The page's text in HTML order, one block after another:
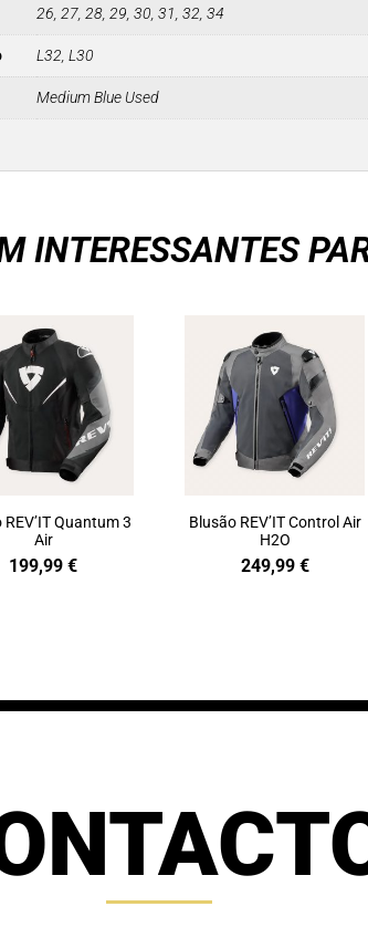
26, 27, 28, 29, 30, 31, 32, 34
L32, L30
Medium Blue Used
INTERESSANTES
REV’IT Quantum 3
Air
199,99€
Blusão REV’IT Control Air
H2O
249,99 €